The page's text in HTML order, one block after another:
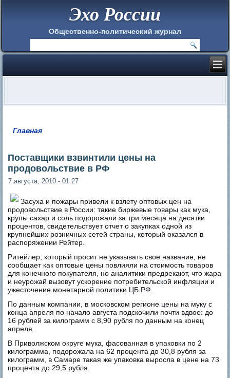
Эхо России
Общественно-политический журнал
Главная
Поставщики взвинтили цены на
продовольствие в РФ
7 августа, 2010 - 01:27
Засуха и пожары привели к взлету оптовых цен на
продовольствие в России: такие биржевые товары как мука,
крупы сахар и соль подорожали за три месяца на десятки
процентов, свидетельствует отчет о закупках одной из
крупнейших розничных сетей страны, который оказался в
распоряжении Рейтер.
Ритейлер, который просит не указывать свое название, не
сообщает как оптовые цены повлияли на стоимость товаров
для конечного покупателя, но аналитики предрекают, что жара
и неурожай вызовут ускорение потребительской инфляции и
ужесточение монетарной политики ЦБ РФ.
По данным компании, в московском регионе цены на муку с
конца апреля по начало августа подскочили почти вдвое: до
16 рублей за килограмм с 8,90 рубля по данным на конец
апреля.
В Приволжском округе мука, фасованная в упаковки по 2
килограмма, подорожала на 62 процента до 30,8 рубля за
килограмм, в Самаре такая же упаковка выросла в цене на 73
процента до 29,5 рубля.